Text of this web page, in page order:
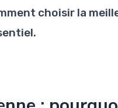
choisir la